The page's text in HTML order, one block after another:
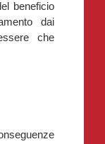
beneficio
dai
che